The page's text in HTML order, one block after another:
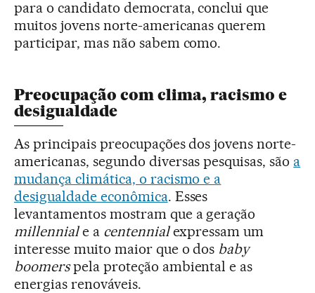
para o candidato democrata, conclui que
muitos jovens norte-americanas querem
participar, mas não sabem como.
Preocupação com clima, racismo e
desigualdade
As principais preocupações dos jovens norte-
americanas, segundo diversas pesquisas, são a
mudança climática, o racismo e a
desigualdade econômica. Esses
levantamentos mostram que a geração
millenniale a centennialexpressam um
interesse muito maior que o dos baby
boomerspela proteção ambiental e as
energias renováveis.